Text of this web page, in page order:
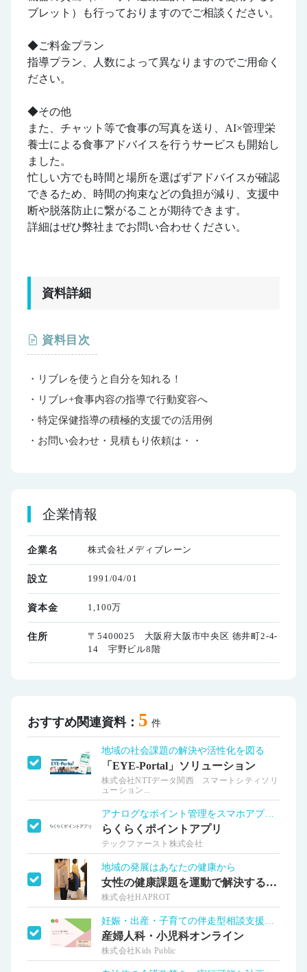
ブレット）も行っておりますのでご相談ください。
◆ご料金プラン
指導プラン、人数によって異なりますのでご用命く
ださい。
◆その他
また、チャット等で食事の写真を送り、AI×管理栄
養士による食事アドバイスを行うサービスも開始し
ました。
忙しい方でも時間と場所を選ばずアドバイスが確認
できるため、時間の拘束などの負担が減り、支援中
断や脱落防止に繋がることが期待できます。
詳細はぜひ弊社までお問い合わせください。
資料詳細
資料目次
・リブレを使うと自分を知れる！
・リブレ+食事内容の指導で行動変容へ
・特定保健指導の積極的支援での活用例
・お問い会わせ・見積もり依頼は・・
企業情報
企業名 株式会社メディブレーン
設立 1991/04/01
資本金 1,100万
住所
〒5400025 大阪府大阪市中央区 徳井町2-4-
14 宇野ビル8階
おすすめ関連資料： 5 件
地域の社会課題の解決や活性化を図る
「EYE-Portal」ソリューション
株式会社NTTデータ関西 スマートシティソリ
ューション...
アナログなポイント管理をスマホアプリで！
らくらくポイントアプリ
テックファースト株式会社
地域の発展はあなたの健康から
女性の健康課題を運動で解決する理学療法士
株式会社HAPROT
産婦人科・小児科オンライン
株式会社Kids Public